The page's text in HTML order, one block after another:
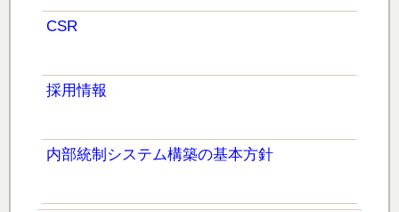
CSR
採用情報
内部統制システム構築の基本方針